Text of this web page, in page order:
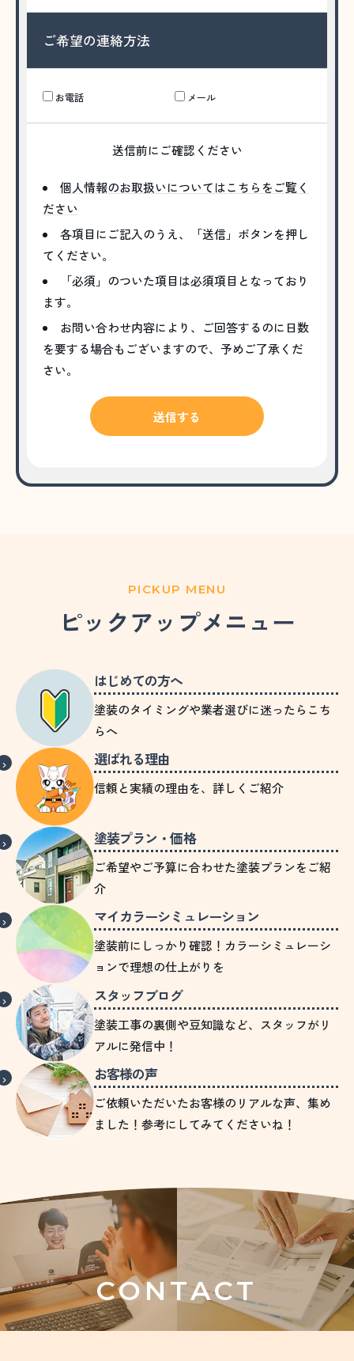
ご希望の連絡方法
お電話 メール
送信前にご確認ください
個人情報のお取扱いについてはこちらをご覧く
ださい
各項目にご記入のうえ、「送信」ボタンを押し
てください。
「必須」のついた項目は必須項目となっており
ます。
お問い合わせ内容により、ご回答するのに日数
を要する場合もございますので、予めご了承くだ
さい。
PICKUP MENU
ピックアップメニュー
はじめての方へ
塗装のタイミングや業者選びに迷ったらこち
らへ
選ばれる理由
信頼と実績の理由を、詳しくご紹介
塗装プラン・価格
ご希望やご予算に合わせた塗装プランをご紹
介
マイカラーシミュレーション
塗装前にしっかり確認！カラーシミュレーシ
ョンで理想の仕上がりを
スタッフブログ
塗装工事の裏側や豆知識など、スタッフがリ
アルに発信中！
お客様の声
ご依頼いただいたお客様のリアルな声、集め
ました！参考にしてみてくださいね！
CONTACT